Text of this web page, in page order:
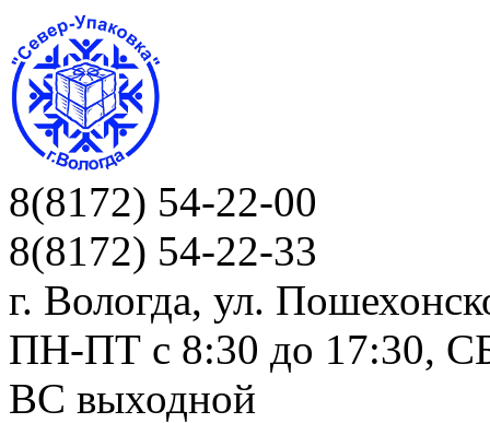
8(8172) 54-22-00
8(8172) 54-22-33
г. Вологда, ул.
ПН-ПТ c 8:30 до 17:30,
ВС выходной